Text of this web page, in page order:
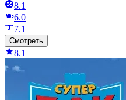
8.1
6.0
7.1
Смотреть
8.1